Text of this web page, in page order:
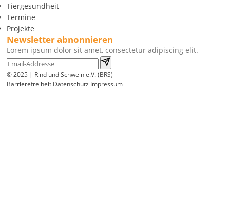
Tiergesundheit
Termine
Projekte
Newsletter abnonnieren
Lorem ipsum dolor sit amet, consectetur adipiscing elit.
© 2025 | Rind und Schwein e.V. (BRS)
Barrierefreiheit Datenschutz Impressum